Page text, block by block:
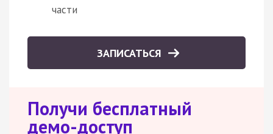
части
ЗАПИСАТЬСЯ
Получи бесплатный
демо-доступ